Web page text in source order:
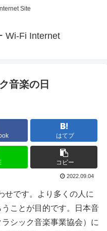
Site
Wi-Fi Internet
音楽の日
はてブ
コピー
2022.09.04
せです。より多くの人に
ことが目的です。日本音
シック音楽事業協会）に